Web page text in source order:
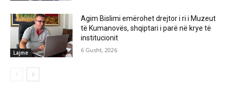
Lajme
Agim Bislimi emërohet drejtor i ri i Muzeut
të Kumanovës, shqiptari i parë në krye të
institucionit
6 Gusht, 2026